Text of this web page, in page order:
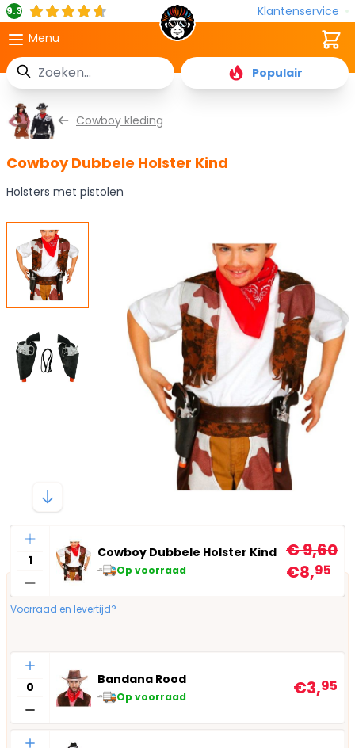
9.3
Klantenservice
Menu
Zoek
Populair
Cart
Cowboy kleding
Cowboy Dubbele Holster Kind
Holsters met pistolen
Aantal
Cowboy Dubbele Holster Kind
Op voorraad
€ 9,60
€8,95
Voorraad en levertijd?
Aantal
Bandana Rood
Op voorraad €3,95
Aantal